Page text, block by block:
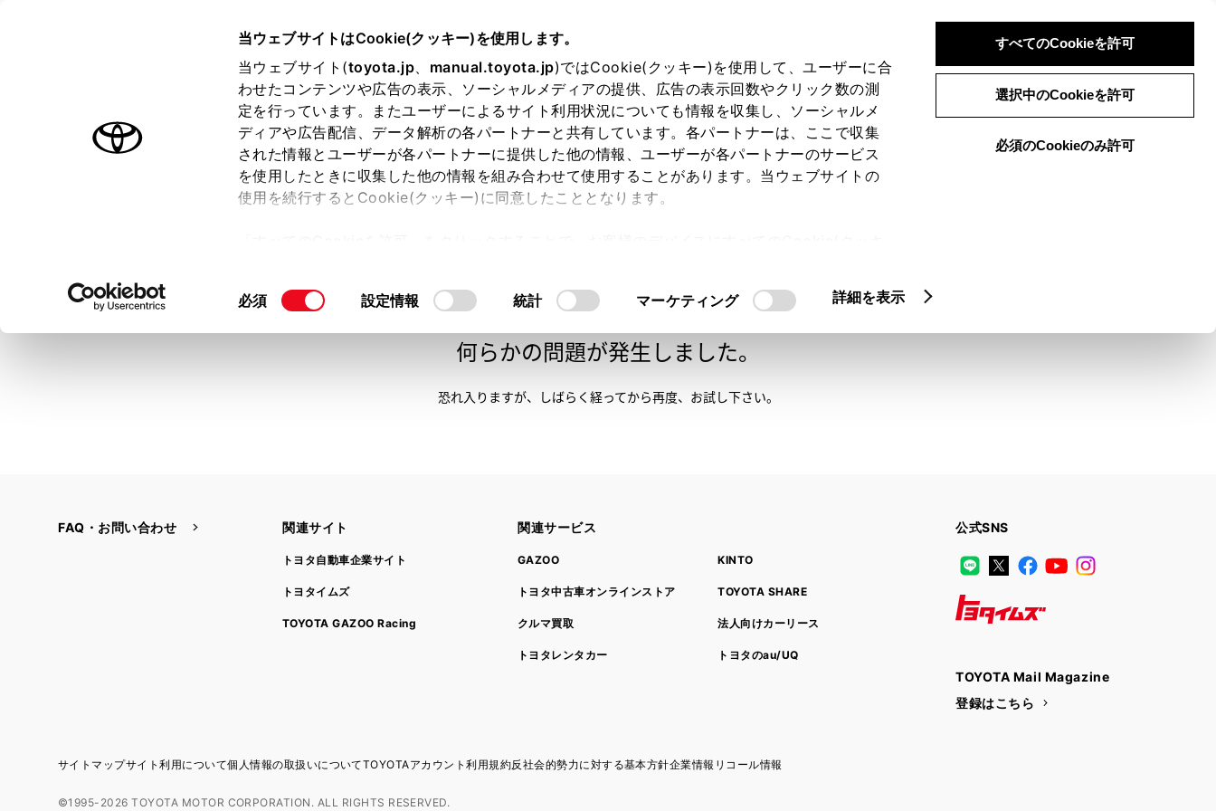
当ウェブサイトはCookie(クッキー)を使用します。
当ウェブサイト(toyota.jp、 manual.toyota.jp)ではCookie(クッキー)を使用して、ユーザーに合
わせたコンテンツや広告の表示、ソーシャルメディアの提供、広告の表示回数やクリック数の測
定を行っています。またユーザーによるサイト利用状況についても情報を収集し、ソーシャルメ
ディアや広告配信、データ解析の各パートナーと共有しています。各パートナーは、ここで収集
された情報とユーザーが各パートナーに提供した他の情報、ユーザーが各パートナーのサービス
を使用したときに収集した他の情報を組み合わせて使用することがあります。当ウェブサイトの
使用を続行するとCookie(クッキー)に同意したこととなります。
て」をご覧ください。
同
必須 設定情報 統計 マーケティング 詳細を表示
すべてのCookieを許可
選択中のCookieを許可
必須のCookieのみ許可
ログイン 検索 メニュー
オーナーサポート トピックス
トヨタ認定中古車 メニュー
トヨタ認定中古車の魅力 3つの買い方 オンライン購入 お気に入り
申し訳ございません。
何らかの問題が発生しました。
恐れ入りますが、しばらく経ってから再度、お試し下さい。
FAQ・お問い合わせ 関連サイト
トヨタ自動車企業サイト
トヨタイムズ
TOYOTA GAZOO Racing
関連サービス
GAZOO
トヨタ中古車オンラインストア
クルマ買取
トヨタレンタカー
KINTO
TOYOTA SHARE
法人向けカーリース
トヨタのau/UQ
公式SNS
LINEX Facebook
YouTube
TOYOTA Mail Magazine
登録はこちら
サイトマップサイト利用について個人情報の取扱いについてTOYOTAアカウント利用規約反社会的勢力に対する基本方針企業情報 リコール情報
©1995-2026 TOYOTA MOTOR CORPORATION. ALL RIGHTS RESERVED.